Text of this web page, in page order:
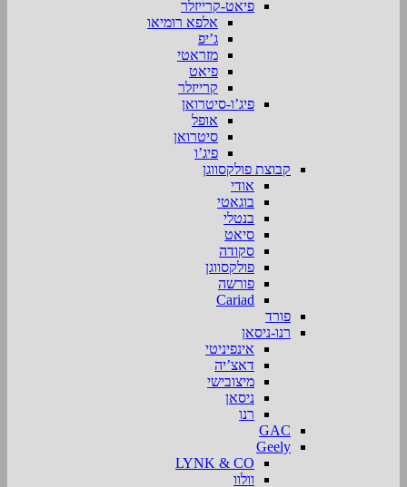
פיאט-קרייזלר
אלפא רומיאו
ג’יפ
מזראטי
פיאט
קרייזלר
פיג’ו-סיטרואן
אופל
סיטרואן
פיג’ו
קבוצת פולקסווגן
אודי
בוגאטי
בנטלי
סיאט
סקודה
פולקסווגן
פורשה
Cariad
פורד
רנו-ניסאן
אינפיניטי
דאצ’יה
מיצובישי
ניסאן
רנו
GAC
Geely
LYNK & CO
וולוו